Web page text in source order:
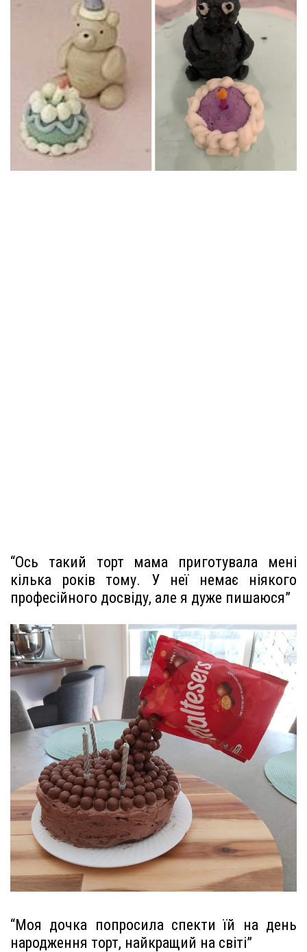
“Ось такий торт мама приготувала мені
кілька років тому. У неї немає ніякого
професійного досвіду, але я дуже пишаюся”
“Моя дочка попросила спекти їй на день
народження торт, найкращий на світі”